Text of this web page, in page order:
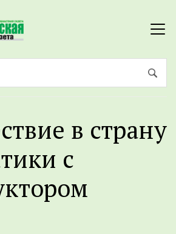
в страну
с